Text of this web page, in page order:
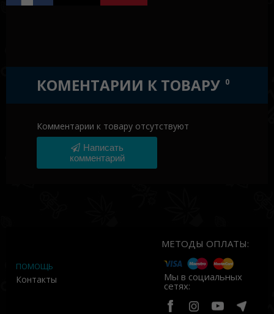
КОМЕНТАРИИ К ТОВАРУ 0
Комментарии к товару отсутствуют
Написать
комментарий
ПОМОЩЬ
Контакты
МЕТОДЫ ОПЛАТЫ:
Мы в социальных
сетях: